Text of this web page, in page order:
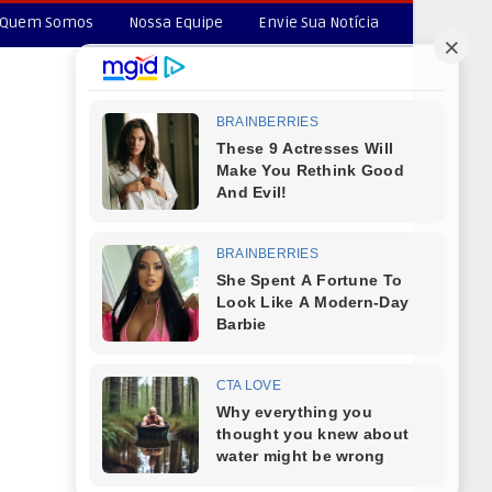
Quem Somos Nossa Equipe Envie Sua Notícia